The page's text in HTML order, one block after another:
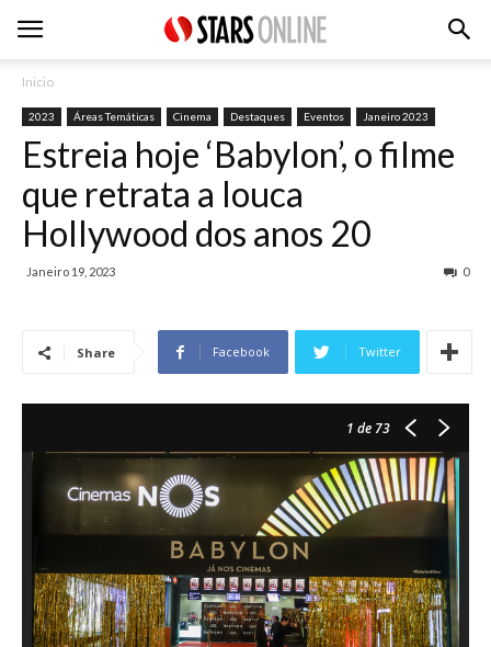
Inicio
2023 Áreas Temáticas Cinema Destaques Eventos Janeiro 2023
Estreia hoje ‘Babylon’, o filme
que retrata a louca
Hollywood dos anos 20
Janeiro 19, 2023 0
Share Facebook Twitter
1 de 73